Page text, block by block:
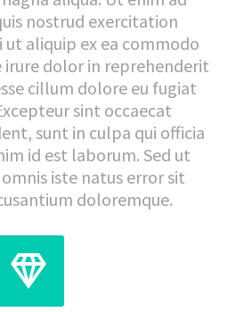
nostrud exercitation
aliquip ex ea commodo
irure dolor in reprehenderit
cillum dolore eu fugiat
sint occaecat
sunt in culpa qui officia
id est laborum. Sed ut
iste natus error sit
doloremque.

